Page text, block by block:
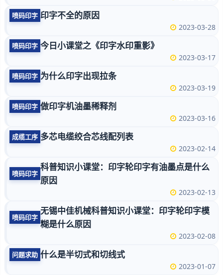
喷码印字 印字不全的原因
2023-03-28
喷码印字 今日小课堂之《印字水印重影》
2023-03-17
喷码印字 为什么印字出现拉条
2023-03-19
喷码印字 做印字机油墨稀释剂
2023-03-16
成缆工序 多芯电缆绞合芯线配列表
2023-02-14
喷码印字
科普知识小课堂：印字轮印字有油墨点是什么
原因
2023-02-13
喷码印字
无锡中佳机械科普知识小课堂：印字轮印字模
糊是什么原因
2023-02-08
问题求助 什么是半切式和切线式
2023-01-07